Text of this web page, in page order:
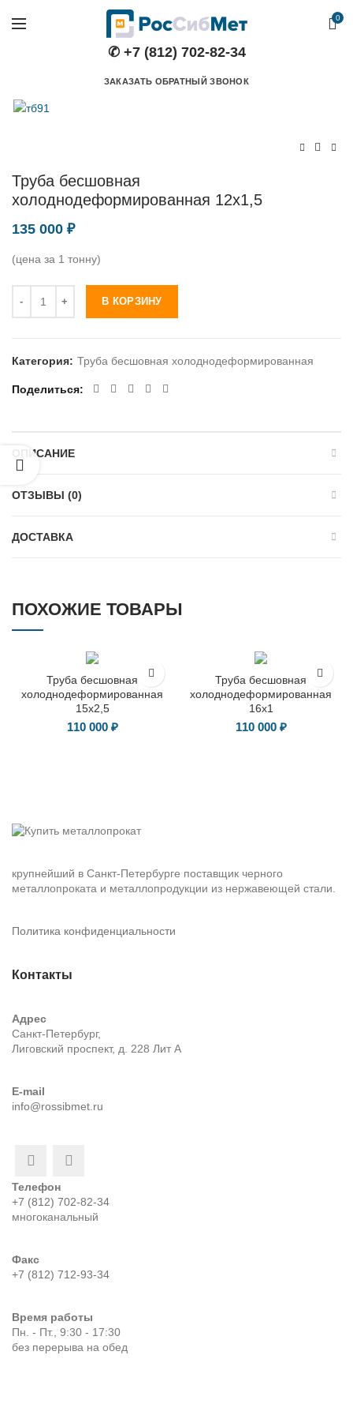
0
✆ +7 (812) 702-82-34
ЗАКАЗАТЬ ОБРАТНЫЙ ЗВОНОК
Труба бесшовная
холоднодеформированная 12х1,5
135 000 ₽
(цена за 1 тонну)
В КОРЗИНУ
Категория: Труба бесшовная холоднодеформированная
Поделиться
ОПИСАНИЕ
ОТЗЫВЫ (0)
ДОСТАВКА
ПОХОЖИЕ ТОВАРЫ
Труба бесшовная
холоднодеформированная
15х2,5
110 000 ₽
Труба бесшовная
холоднодеформированная
16х1
110 000 ₽
крупнейший в Санкт-Петербурге поставщик черного
металлопроката и металлопродукции из нержавеющей стали.
Политика конфиденциальности
Контакты
Адрес
Санкт-Петербург,
Лиговский проспект, д. 228 Лит А
E-mail
info@rossibmet.ru
Телефон
+7 (812) 702-82-34
многоканальный
Факс
+7 (812) 712-93-34
Время работы
Пн. - Пт., 9:30 - 17:30
без перерыва на обед